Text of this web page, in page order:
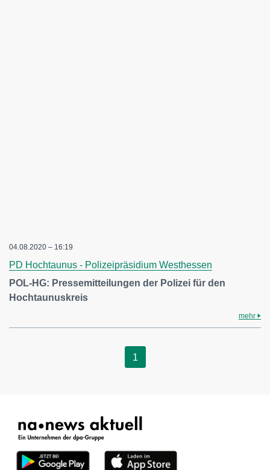
04.08.2020 – 16:19
PD Hochtaunus - Polizeipräsidium Westhessen
POL-HG: Pressemitteilungen der Polizei für den
Hochtaunuskreis
mehr
1